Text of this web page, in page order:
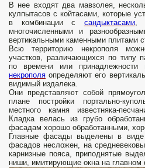
В нее входят два мавзолея,
кулпытасов с койтасами, которые
в комбинации с сандыктасами,
многочисленными и
вертикальными каменными плитами
Всю территорию некрополя
участков, различающихся по типу
по времени или
некрополя определяют его
видимый издалека.
Они представляют собой
плане постройки портально-
местного камня известняка-
Кладка велась из грубо
фасадам хорошо обработанными,
Главные фасады выделены в виде
фасадов несложен, на
карнизные пояса, приподнятые
ниши, имитирующие окна на главном